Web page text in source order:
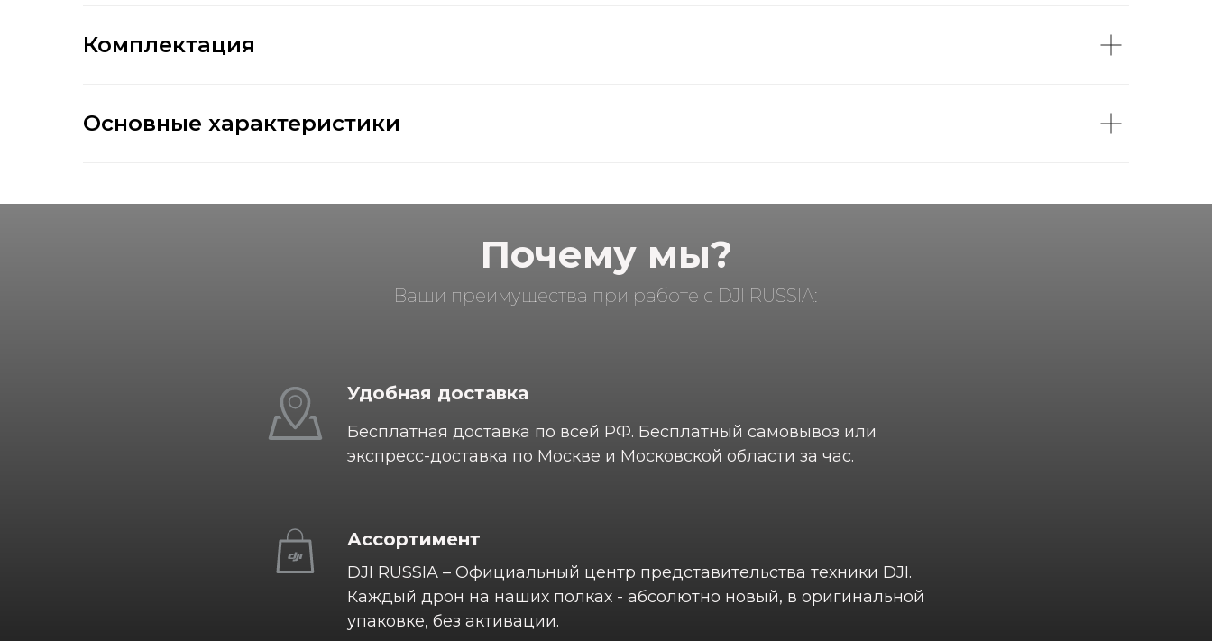
Комплектация
Основные характеристики
Почему мы?
Ваши преимущества при работе с DJI RUSSIA:
Удобная доставка
Бесплатная доставка по всей РФ. Бесплатный самовывоз или
экспресс-доставка по Москве и Московской области за час.
Ассортимент
DJI RUSSIA – Официальный центр представительства техники DJI.
Каждый дрон на наших полках - абсолютно новый, в оригинальной
упаковке, без активации.